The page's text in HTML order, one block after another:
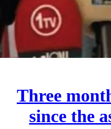
Three
since the